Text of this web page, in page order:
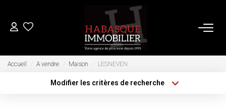
ACHETER
Accueil A vendre Maison LESNEVEN
Modifier les critères de recherche